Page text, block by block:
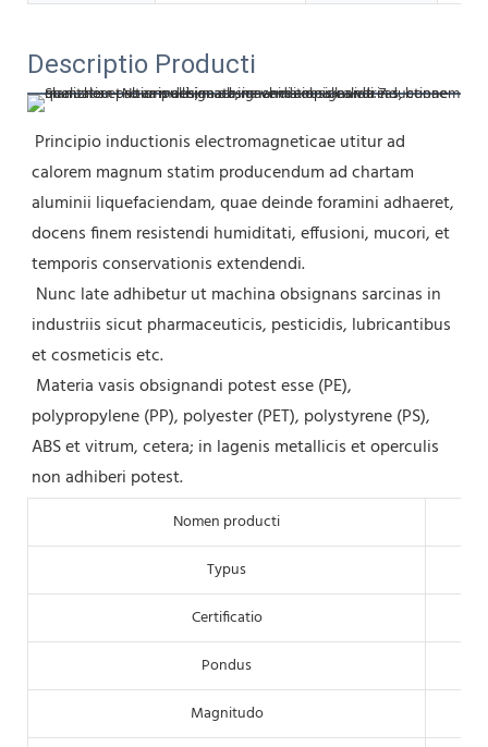
Descriptio Producti
Principio inductionis electromagneticae utitur ad
calorem magnum statim producendum ad chartam
aluminii liquefaciendam, quae deinde foramini adhaeret,
docens finem resistendi humiditati, effusioni, mucori, et
temporis conservationis extendendi.
industriis sicut pharmaceuticis, pesticidis, lubricantibus
et cosmeticis etc.
polypropylene (PP), polyester (PET), polystyrene (PS),
ABS et vitrum, cetera; in lagenis metallicis et operculis
non adhiberi potest.
Nomen producti
Typus
Certificatio
Pondus
Magnitudo